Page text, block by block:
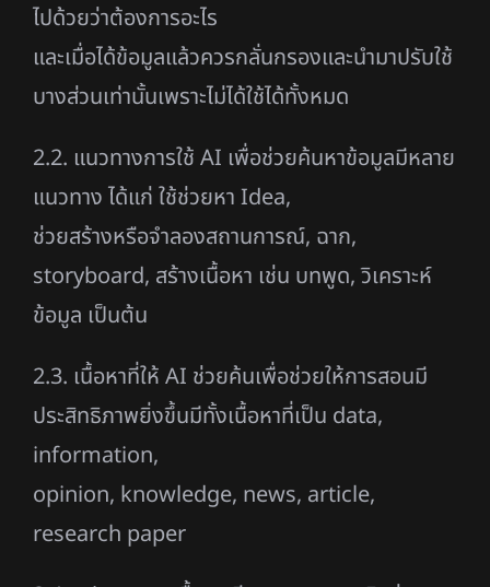
ไปด้วยว่าต้องการอะไร
และเมื่อได้ข้อมูลแล้วควรกลั่นกรองและนำมาปรับใช้
บางส่วนเท่านั้นเพราะไม่ได้ใช้ได้ทั้งหมด
2.2. แนวทางการใช้ AI เพื่อช่วยค้นหาข้อมูลมีหลาย
แนวทาง ได้แก่ ใช้ช่วยหา Idea,
ช่วยสร้างหรือจำลองสถานการณ์, ฉาก,
storyboard, สร้างเนื้อหา เช่น บทพูด, วิเคราะห์
ข้อมูล เป็นต้น
2.3. เนื้อหาที่ให้ AI ช่วยค้นเพื่อช่วยให้การสอนมี
ประสิทธิภาพยิ่งขึ้นมีทั้งเนื้อหาที่เป็น data,
information,
opinion, knowledge, news, article,
research paper